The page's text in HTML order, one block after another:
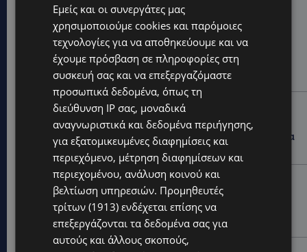
Hot this week
VIBE NEWS
Η Peugeot είναι ο επίσημος συνεργάτης του
Φεστιβάλ Κινηματογράφου της Βενετίας
VIBE NEWS
Lidl Better Living Days #summer2026: Ένα μοναδικό
ταξίδι ευεξίας, γεμάτο γεύση, ενέργεια και χαμόγελα
σε όλη την Κύπρο
ΚΑΤΟΙΚΙΔΙΑ
ΠΑΓΚΟΣΜΙΑ ΗΜΕΡΑ ΓΑΤΑΣ: Χιλιάδες στην Κύπρο,
καθεμία μοναδική – Το χαδιάρικο τετράποδο με τη
ματιά που λιώνει καρδιές
Εμείς και οι συνεργάτες μας
χρησιμοποιούμε cookies και παρόμοιες
τεχνολογίες για να αποθηκεύουμε και να
έχουμε πρόσβαση σε πληροφορίες στη
συσκευή σας και να επεξεργαζόμαστε
προσωπικά δεδομένα, όπως τη
διεύθυνση IP σας, μοναδικά
αναγνωριστικά και δεδομένα περιήγησης,
για εξατομικευμένες διαφημίσεις και
περιεχόμενο, μέτρηση διαφημίσεων και
περιεχομένου, ανάλυση κοινού και
βελτίωση υπηρεσιών. Προμηθευτές
τρίτων (1913) ενδέχεται επίσης να
επεξεργάζονται τα δεδομένα σας για
αυτούς και άλλους σκοπούς,